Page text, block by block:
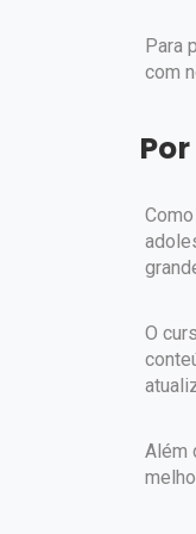
Para
com
O
Além